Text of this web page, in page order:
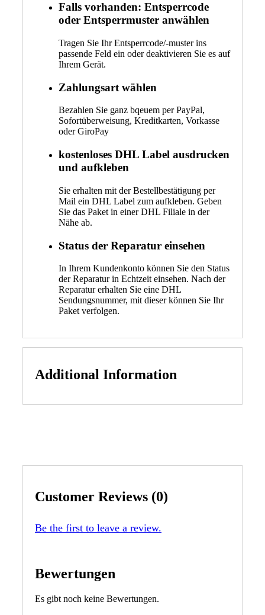
Falls vorhanden: Entsperrcode
oder Entsperrmuster anwählen
Tragen Sie Ihr Entsperrcode/-muster ins
passende Feld ein oder deaktivieren Sie es auf
Ihrem Gerät.
Zahlungsart wählen
Bezahlen Sie ganz bqeuem per PayPal,
Sofortüberweisung, Kreditkarten, Vorkasse
oder GiroPay
kostenloses DHL Label ausdrucken
und aufkleben
Sie erhalten mit der Bestellbestätigung per
Mail ein DHL Label zum aufkleben. Geben
Sie das Paket in einer DHL Filiale in der
Nähe ab.
Status der Reparatur einsehen
In Ihrem Kundenkonto können Sie den Status
der Reparatur in Echtzeit einsehen. Nach der
Reparatur erhalten Sie eine DHL
Sendungsnummer, mit dieser können Sie Ihr
Paket verfolgen.
Additional Information
Customer Reviews (0)
Be the first to leave a review.
Bewertungen
Es gibt noch keine Bewertungen.